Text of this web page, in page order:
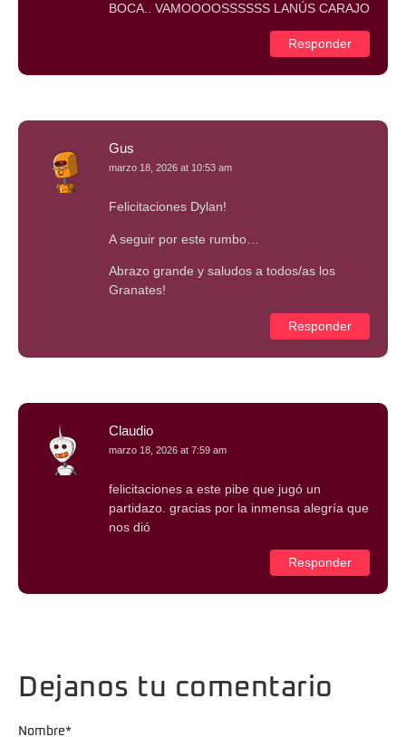
BOCA.. VAMOOOOSSSSSS LANÚS CARAJO
Responder
Gus
marzo 18, 2026 at 10:53 am
Felicitaciones Dylan!
A seguir por este rumbo…
Abrazo grande y saludos a todos/as los
Granates!
Responder
Claudio
marzo 18, 2026 at 7:59 am
felicitaciones a este pibe que jugó un
partidazo. gracias por la inmensa alegría que
nos dió
Responder
Dejanos tu comentario
Nombre*